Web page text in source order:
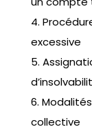
4.
excessive
5.
6.
collective